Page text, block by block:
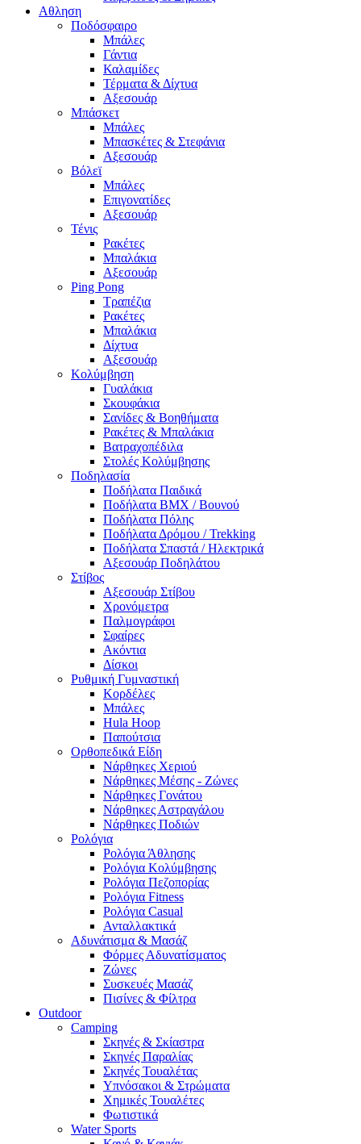
Αθληση
Ποδόσφαιρο
Μπάλες
Γάντια
Καλαμίδες
Τέρματα & Δίχτυα
Αξεσουάρ
Μπάσκετ
Μπάλες
Μπασκέτες & Στεφάνια
Αξεσουάρ
Βόλεϊ
Μπάλες
Επιγονατίδες
Αξεσουάρ
Τένις
Ρακέτες
Μπαλάκια
Αξεσουάρ
Ping Pong
Τραπέζια
Ρακέτες
Μπαλάκια
Δίχτυα
Αξεσουάρ
Κολύμβηση
Γυαλάκια
Σκουφάκια
Σανίδες & Βοηθήματα
Ρακέτες & Μπαλάκια
Βατραχοπέδιλα
Στολές Κολύμβησης
Ποδηλασία
Ποδήλατα Παιδικά
Ποδήλατα BMX / Βουνού
Ποδήλατα Πόλης
Ποδήλατα Δρόμου / Trekking
Ποδήλατα Σπαστά / Ηλεκτρικά
Αξεσουάρ Ποδηλάτου
Στίβος
Αξεσουάρ Στίβου
Χρονόμετρα
Παλμογράφοι
Σφαίρες
Ακόντια
Δίσκοι
Ρυθμική Γυμναστική
Κορδέλες
Μπάλες
Hula Hoop
Παπούτσια
Ορθοπεδικά Είδη
Νάρθηκες Χεριού
Νάρθηκες Μέσης - Ζώνες
Νάρθηκες Γονάτου
Νάρθηκες Αστραγάλου
Νάρθηκες Ποδιών
Ρολόγια
Ρολόγια Άθλησης
Ρολόγια Κολύμβησης
Ρολόγια Πεζοπορίας
Ρολόγια Fitness
Ρολόγια Casual
Ανταλλακτικά
Αδυνάτισμα & Μασάζ
Φόρμες Αδυνατίσματος
Ζώνες
Συσκευές Μασάζ
Πισίνες & Φίλτρα
Outdoor
Camping
Σκηνές & Σκίαστρα
Σκηνές Παραλίας
Σκηνές Τουαλέτας
Υπνόσακοι & Στρώματα
Χημικές Τουαλέτες
Φωτιστικά
Water Sports